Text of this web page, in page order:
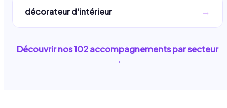
décorateur d'intérieur →
Découvrir nos102accompagnements par secteur
→